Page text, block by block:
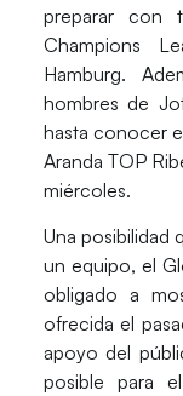
preparar con
Champions
Hamburg.
hombres de
hasta conocer
Aranda TOP
miércoles.
Una posibilidad
un equipo, el
obligado a
ofrecida el
apoyo del
posible para